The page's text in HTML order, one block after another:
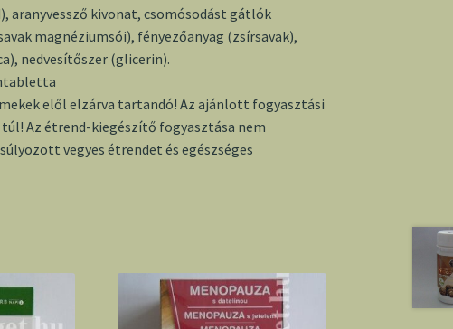
aranyvessző kivonat, csomósodást gátlók
magnéziumsói), fényezőanyag (zsírsavak),
nedvesítőszer (glicerin).
elől elzárva tartandó! Az ajánlott fogyasztási
Az étrend-kiegészítő fogyasztása nem
vegyes étrendet és egészséges